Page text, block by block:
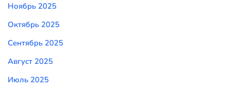
Ноябрь 2025
Октябрь 2025
Сентябрь 2025
Август 2025
Июль 2025